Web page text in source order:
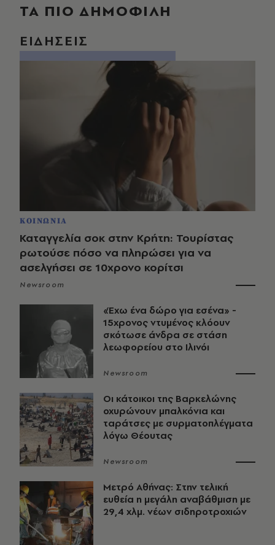
ΤΑ ΠΙΟ ΔΗΜΟΦΙΛΗ
ΕΙΔΗΣΕΙΣ
ΚΟΙΝΩΝΙΑ
Καταγγελία σοκ στην Κρήτη: Τουρίστας
ρωτούσε πόσο να πληρώσει για να
ασελγήσει σε 10χρονο κορίτσι
Newsroom
«Έχω ένα δώρο για εσένα» -
15χρονος ντυμένος κλόουν
σκότωσε άνδρα σε στάση
λεωφορείου στο Ιλινόι
Newsroom
Οι κάτοικοι της Βαρκελώνης
οχυρώνουν μπαλκόνια και
ταράτσες με συρματοπλέγματα
λόγω Θέουτας
Newsroom
Μετρό Αθήνας: Στην τελική
ευθεία η μεγάλη αναβάθμιση με
29,4 χλμ. νέων σιδηροτροχιών